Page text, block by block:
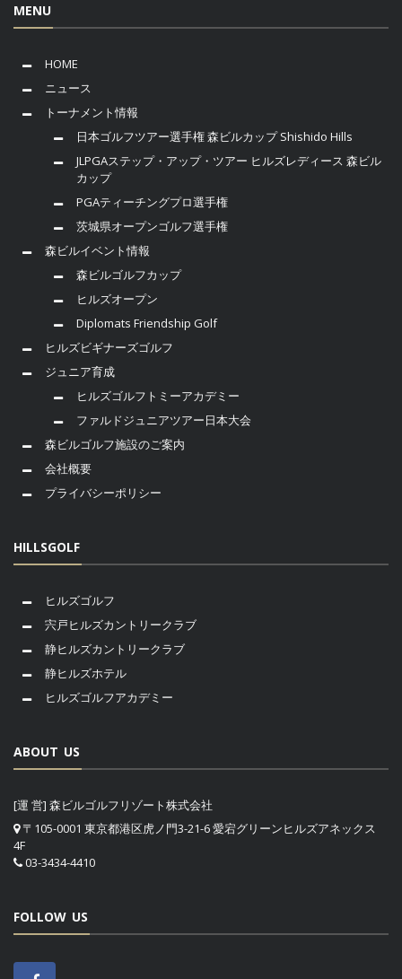
MENU
HOME
ニュース
トーナメント情報
日本ゴルフツアー選手権 森ビルカップ Shishido Hills
JLPGAステップ・アップ・ツアー ヒルズレディース 森ビル
カップ
PGAティーチングプロ選手権
茨城県オープンゴルフ選手権
森ビルイベント情報
森ビルゴルフカップ
ヒルズオープン
Diplomats Friendship Golf
ヒルズビギナーズゴルフ
ジュニア育成
ヒルズゴルフトミーアカデミー
ファルドジュニアツアー日本大会
森ビルゴルフ施設のご案内
会社概要
プライバシーポリシー
HILLSGOLF
ヒルズゴルフ
宍戸ヒルズカントリークラブ
静ヒルズカントリークラブ
静ヒルズホテル
ヒルズゴルフアカデミー
ABOUT US
[運 営] 森ビルゴルフリゾート株式会社
〒105-0001 東京都港区虎ノ門3-21-6 愛宕グリーンヒルズアネックス
4F
03-3434-4410
FOLLOW US